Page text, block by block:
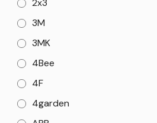
2x3
3M
3MK
4Bee
4F
4garden